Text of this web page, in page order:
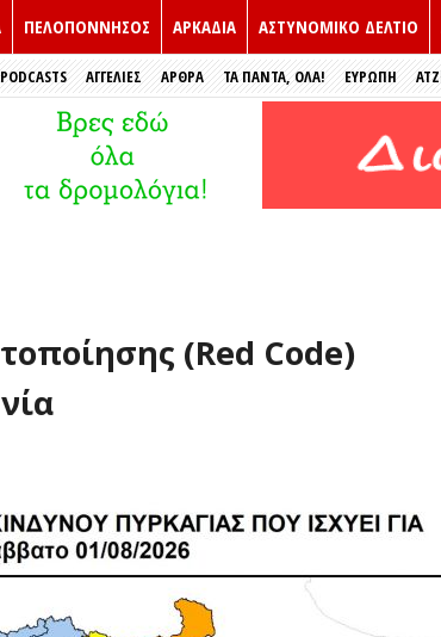
ΠΕΛΟΠΟΝΝΗΣΟΣ ΑΡΚΑΔΙΑ ΑΣΤΥΝΟΜΙΚΟ ΔΕΛΤΙΟ
PODCASTS ΑΓΓΕΛΙΕΣ ΑΡΘΡΑ ΤΑ ΠΑΝΤΑ, ΟΛΑ! ΕΥΡΏΠΗ
(Red Code)